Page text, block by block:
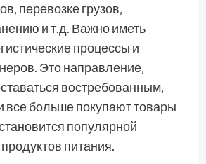
перевозке грузов‚
и т.д. Важно иметь
процессы и
Это направление‚
востребованным‚
все больше покупают товары
популярной
питания.